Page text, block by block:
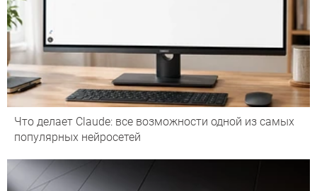
Что делает Сlaude: все возможности одной из самых
популярных нейросетей